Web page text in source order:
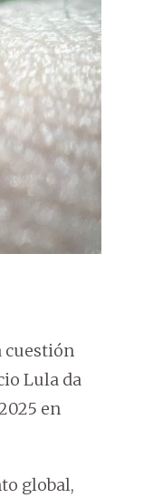
cuestión
Lula da
en
global,